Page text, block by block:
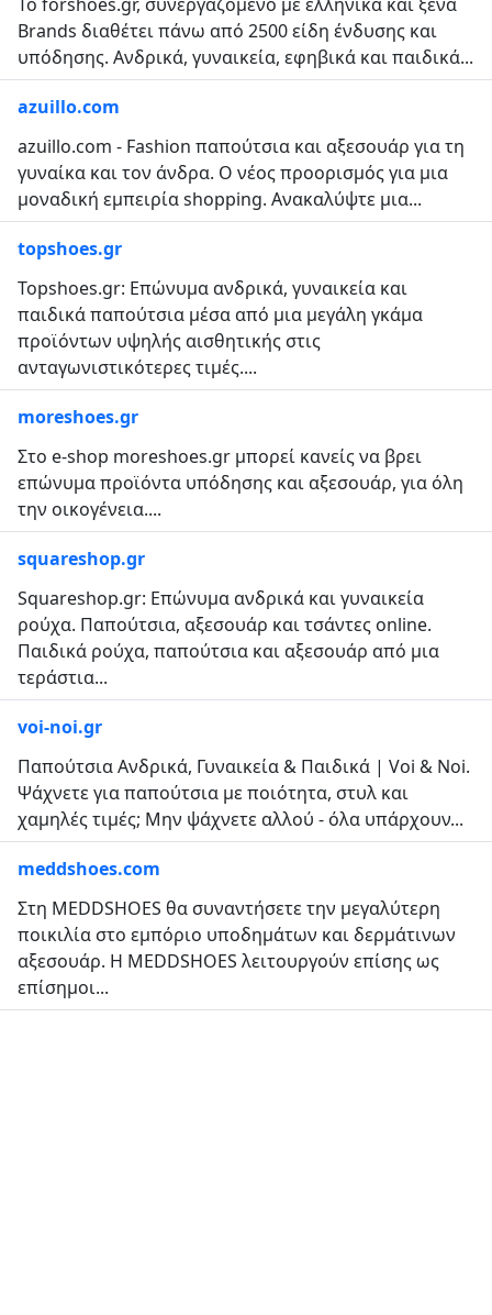
Brands διαθέτει πάνω από 2500 είδη ένδυσης και
υπόδησης. Ανδρικά, γυναικεία, εφηβικά και παιδικά...
azuillo.com
azuillo.com - Fashion παπούτσια και αξεσουάρ για τη
γυναίκα και τον άνδρα. Ο νέος προορισμός για μια
μοναδική εμπειρία shopping. Ανακαλύψτε μια...
topshoes.gr
Topshoes.gr: Επώνυμα ανδρικά, γυναικεία και
παιδικά παπούτσια μέσα από μια μεγάλη γκάμα
προϊόντων υψηλής αισθητικής στις
ανταγωνιστικότερες τιμές....
moreshoes.gr
Στο e-shop moreshoes.gr μπορεί κανείς να βρει
επώνυμα προϊόντα υπόδησης και αξεσουάρ, για όλη
την οικογένεια....
squareshop.gr
Squareshop.gr: Επώνυμα ανδρικά και γυναικεία
ρούχα. Παπούτσια, αξεσουάρ και τσάντες online.
Παιδικά ρούχα, παπούτσια και αξεσουάρ από μια
τεράστια...
voi-noi.gr
Παπούτσια Ανδρικά, Γυναικεία & Παιδικά | Voi & Noi.
Ψάχνετε για παπούτσια με ποιότητα, στυλ και
χαμηλές τιμές; Μην ψάχνετε αλλού - όλα υπάρχουν...
meddshoes.com
Στη MEDDSHOES θα συναντήσετε την μεγαλύτερη
ποικιλία στο εμπόριο υποδημάτων και δερμάτινων
αξεσουάρ. Η MEDDSHOES λειτουργούν επίσης ως
επίσημοι...